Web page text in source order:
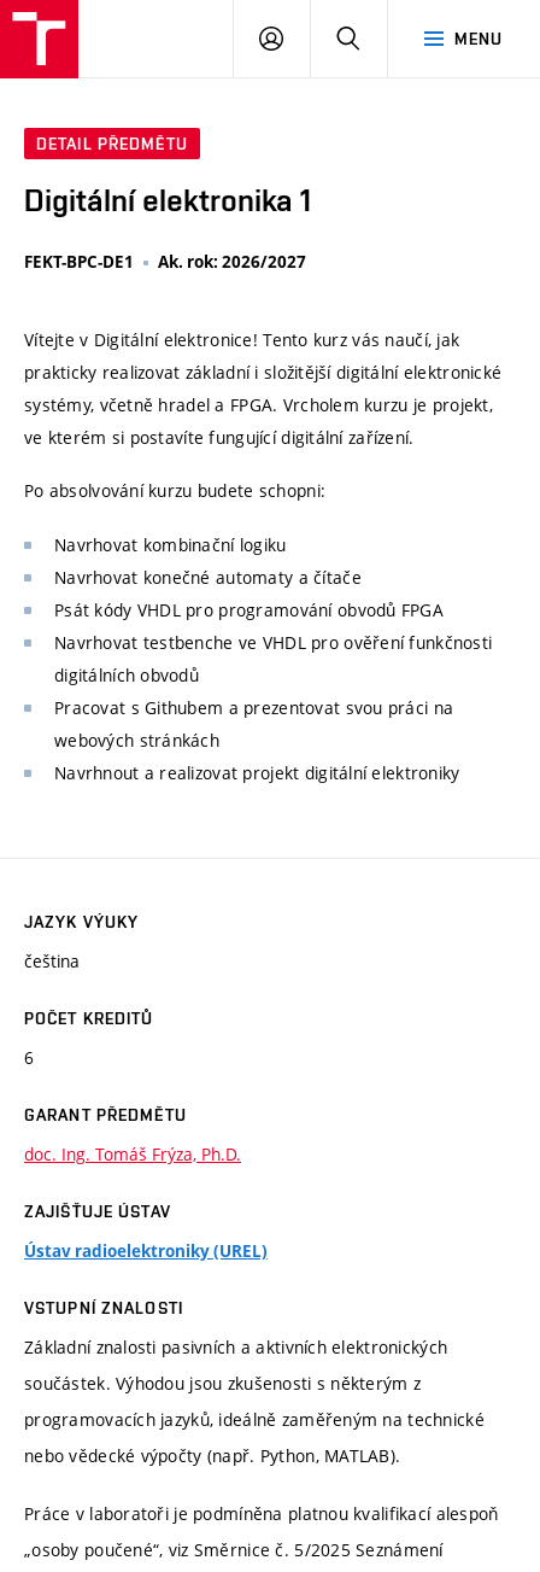
MENU
PŘIHLÁSIT
DETAIL PŘEDMĚTU
Digitální elektronika 1
FEKT-BPC-DE1 Ak. rok: 2026/2027
Vítejte v Digitální elektronice! Tento kurz vás naučí, jak
prakticky realizovat základní i složitější digitální elektronické
systémy, včetně hradel a FPGA. Vrcholem kurzu je projekt,
ve kterém si postavíte fungující digitální zařízení.
Po absolvování kurzu budete schopni:
Navrhovat kombinační logiku
Navrhovat konečné automaty a čítače
Psát kódy VHDL pro programování obvodů FPGA
Navrhovat testbenche ve VHDL pro ověření funkčnosti
digitálních obvodů
Pracovat s Githubem a prezentovat svou práci na
webových stránkách
Navrhnout a realizovat projekt digitální elektroniky
JAZYK VÝUKY
čeština
POČET KREDITŮ
6
GARANT PŘEDMĚTU
doc. Ing. Tomáš Frýza, Ph.D.
ZAJIŠŤUJE ÚSTAV
Ústav radioelektroniky (UREL)
VSTUPNÍ ZNALOSTI
Základní znalosti pasivních a aktivních elektronických
součástek. Výhodou jsou zkušenosti s některým z
programovacích jazyků, ideálně zaměřeným na technické
nebo vědecké výpočty (např. Python, MATLAB).
Práce v laboratoři je podmíněna platnou kvalifikací alespoň
„osoby poučené“, viz Směrnice č. 5/2025 Seznámení